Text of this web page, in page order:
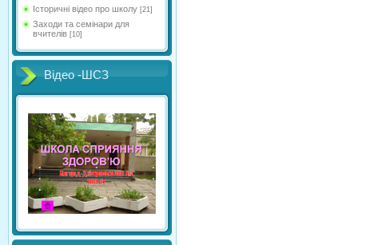
Історичні відео про школу [21]
Заходи та семінари для
вчителів [10]
Відео -ШСЗ